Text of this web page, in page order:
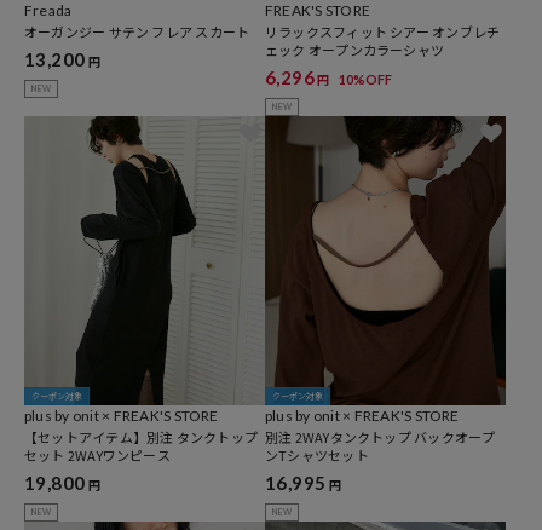
Freada
オーガンジー サテン フレア スカート
13,200 円
NEW
FREAK'S STORE
リラックスフィット シアー オンブレチ
ェック オープンカラーシャツ
6,296 円 10%OFF
NEW
クーポン対象
plus by onit × FREAK'S STORE
【セットアイテム】別注 タンクトップ
セット 2WAYワンピース
19,800 円
NEW
クーポン対象
plus by onit × FREAK'S STORE
別注 2WAYタンクトップ バックオープ
ンTシャツセット
16,995 円
NEW